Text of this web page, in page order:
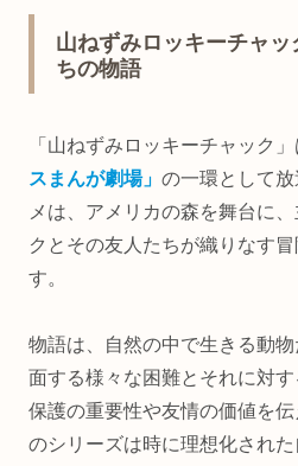
山ねずみロッキーチャ
ちの物語
「山ねずみロッキーチャック
ス まんが劇場」 の一環として
メは、アメリカの森を舞台に
クとその友人たちが織りなす
す。
物語は、自然の中で生きる動
面する様々な困難とそれに対
保護の重要性や友情の価値を
のシリーズは時に理想化され